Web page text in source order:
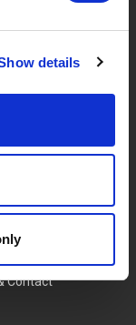
details
PRO LOGIN
Contact